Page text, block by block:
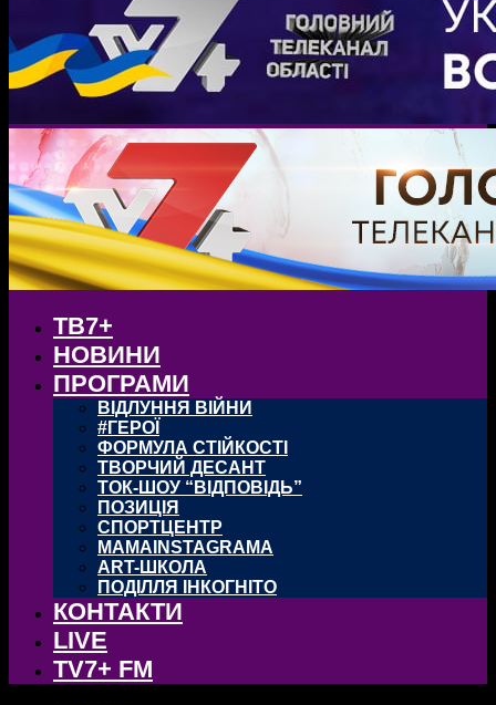
ТВ7+
НОВИНИ
ПРОГРАМИ
ВІДЛУННЯ ВІЙНИ
#ГЕРОЇ
ФОРМУЛА СТІЙКОСТІ
ТВОРЧИЙ ДЕСАНТ
ТОК-ШОУ “ВІДПОВІДЬ”
ПОЗИЦІЯ
СПОРТЦЕНТР
MAMAINSTAGRAMA
ART-ШКОЛА
ПОДІЛЛЯ ІНКОГНІТО
КОНТАКТИ
LIVE
TV7+ FM